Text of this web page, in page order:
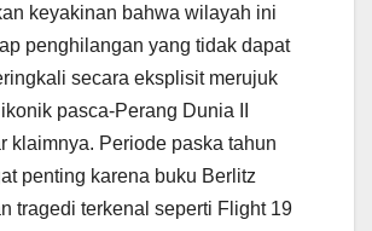
keyakinan bahwa wilayah ini
penghilangan yang tidak dapat
secara eksplisit merujuk
pasca-Perang Dunia II
klaimnya. Periode paska tahun
penting karena buku Berlitz
tragedi terkenal seperti Flight 19